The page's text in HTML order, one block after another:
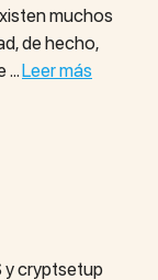
muchos
de hecho,
…Leer más
y cryptsetup